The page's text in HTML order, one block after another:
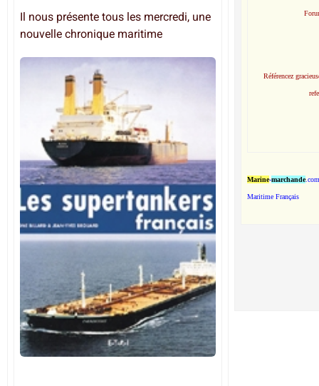
Il nous présente tous les mercredi, une
nouvelle chronique maritime
Référencez
Marine-marchande
Maritime Français